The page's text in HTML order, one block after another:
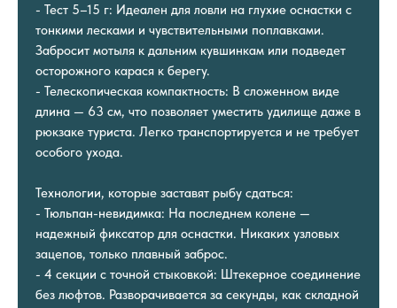
- Тест 5–15 г: Идеален для ловли на глухие оснастки с
тонкими лесками и чувствительными поплавками.
Забросит мотыля к дальним кувшинкам или подведет
осторожного карася к берегу.
- Телескопическая компактность: В сложенном виде
длина — 63 cм, что позволяет уместить удилище даже в
рюкзаке туриста. Легко транспортируется и не требует
особого ухода.
Технологии, которые заставят рыбу сдаться:
- Тюльпан-невидимка: На последнем колене —
надежный фиксатор для оснастки. Никаких узловых
зацепов, только плавный заброс.
- 4 секции с точной стыковкой: Штекерное соединение
без люфтов. Разворачивается за секунды, как складной